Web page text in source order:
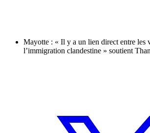
Mayotte : « Il y a un lien direct entre les
l’immigration clandestine » soutient